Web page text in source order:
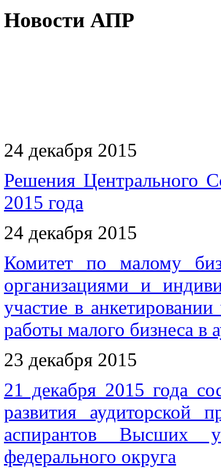
Новости АПР
24 декабря 2015
Решения Центрального
2015 года
24 декабря 2015
Комитет по малому
организациями и
участие в
работы малого бизнеса в
23 декабря 2015
21 декабря 2015 года
развития аудиторской
аспирантов Высших
федерального округа